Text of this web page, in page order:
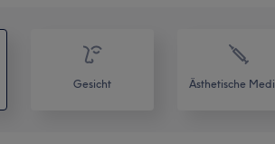
Gesicht Ästhetische